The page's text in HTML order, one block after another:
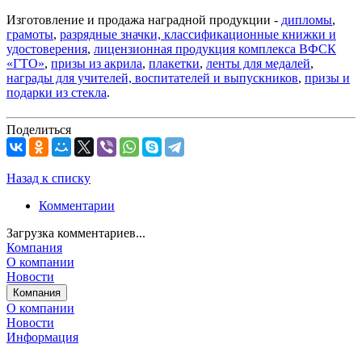
Изготовление и продажа наградной продукции - дипломы,
грамоты, разрядные значки, классификационные книжки и
удостоверения, лицензионная продукция комплекса ВФСК
«ГТО», призы из акрила, плакетки, ленты для медалей,
награды для учителей, воспитателей и выпускников, призы и
подарки из стекла.
Поделиться
Назад к списку
Комментарии
Загрузка комментариев...
Компания
О компании
Новости
Компания
О компании
Новости
Информация